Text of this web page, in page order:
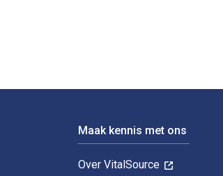
Maak kennis met ons
Over VitalSource